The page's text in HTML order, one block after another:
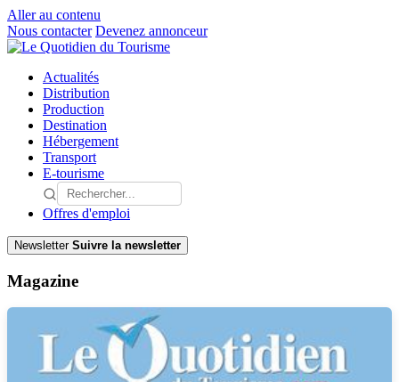
Aller au contenu
Nous contacter Devenez annonceur
Actualités
Distribution
Production
Destination
Hébergement
Transport
E-tourisme
Offres d'emploi
Newsletter Suivre la newsletter
Magazine